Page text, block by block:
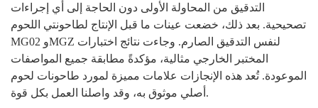
التدقيق من المحاولة الأولى دون الحاجة إلى أي إجراءات
تصحيحية. بعد ذلك، خضعت عينات ما قبل الإنتاج لطاحونتي اللحوم
MG02 وMGZ لنفس التدقيق الصارم. وجاءت نتائج اختبارات
المختبر الخارجي مثالية، مؤكدةً مطابقة جميع المواصفات
الموعودة. تُعد هذه الإنجازات علامات مميزة لمورد طاحونات لحوم
أصلي موثوق به، وقد واصلنا العمل بكل قوة.